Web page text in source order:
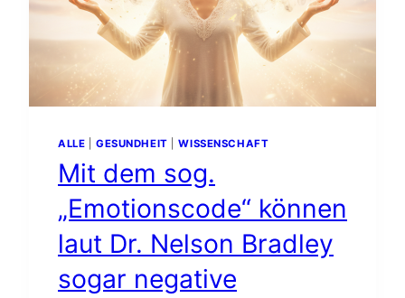
ALLE GESUNDHEIT |WISSENSCHAFT
Mit dem sog.
„Emotionscode“ können
laut Dr. Nelson Bradley
sogar negative